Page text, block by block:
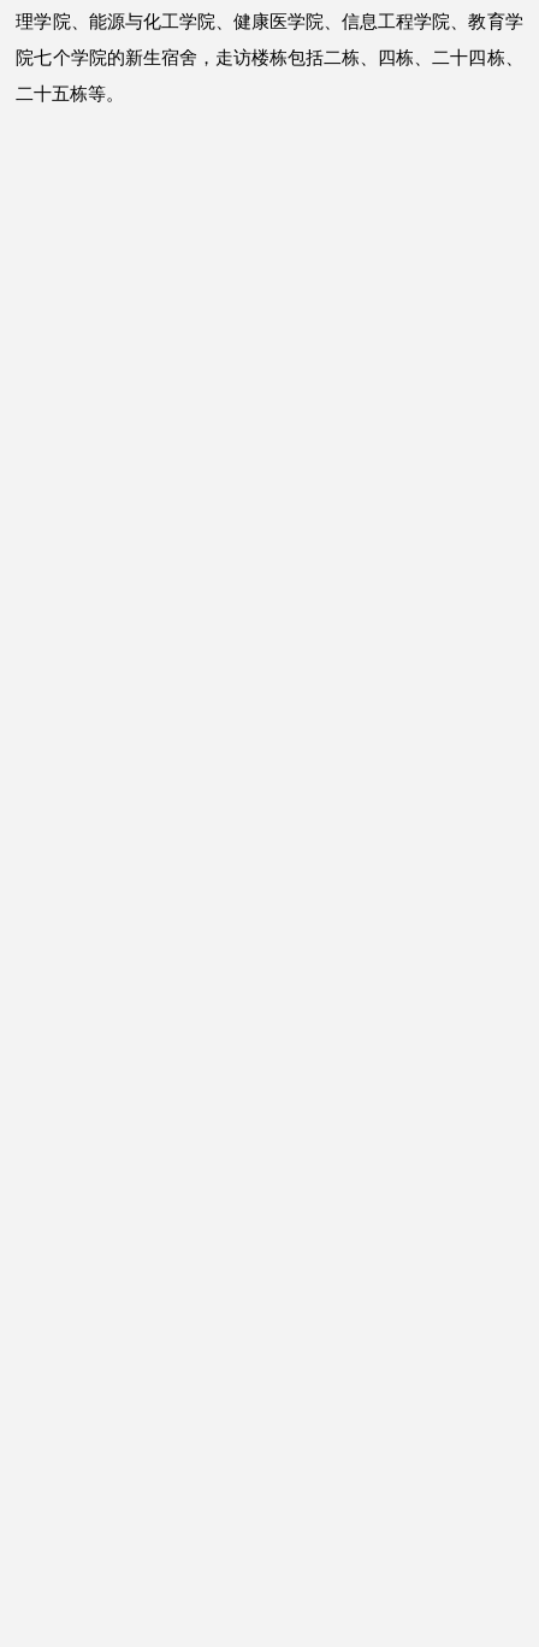
理学院、能源与化工学院、健康医学院、信息工程学院、教育学
院七个学院的新生宿舍，走访楼栋包括二栋、四栋、二十四栋、
二十五栋等。